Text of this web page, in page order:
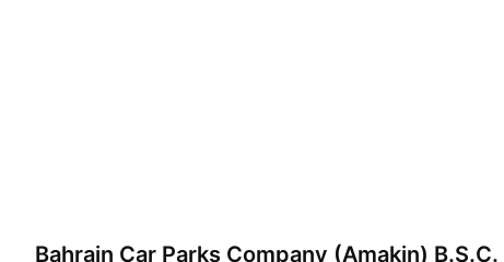
Bahrain Car Parks Company (Amakin) B.S.C.